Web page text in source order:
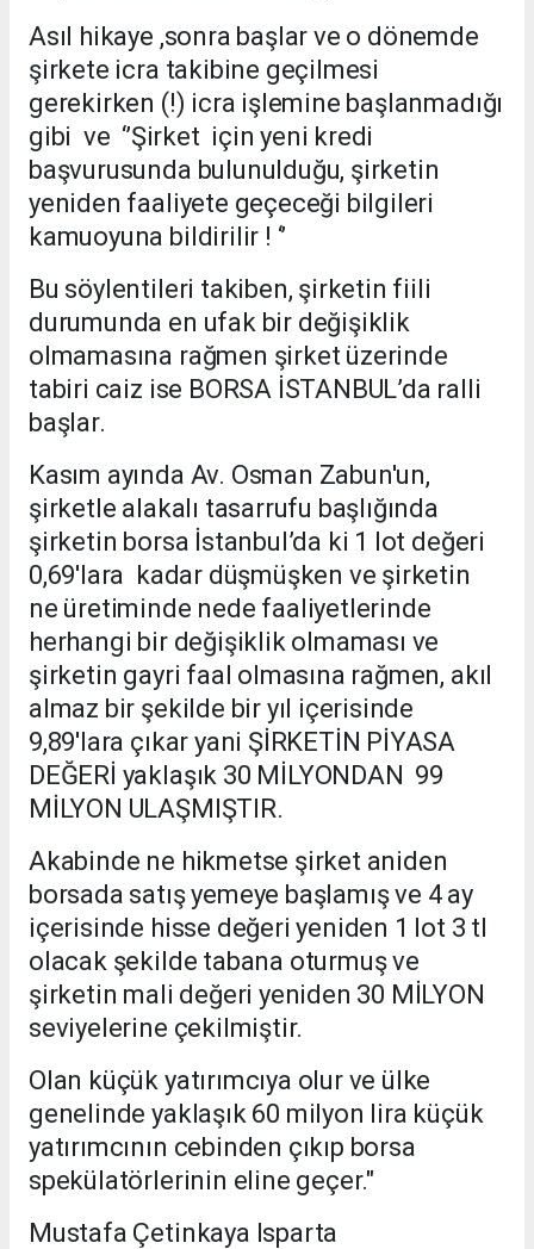
Asıl hikaye ,sonra başlar ve o dönemde
şirkete icra takibine geçilmesi
gerekirken (!) icra işlemine başlanmadığı
gibi ve ‘’Şirket için yeni kredi
başvurusunda bulunulduğu, şirketin
yeniden faaliyete geçeceği bilgileri
kamuoyuna bildirilir ! ‘’
Bu söylentileri takiben, şirketin fiili
durumunda en ufak bir değişiklik
olmamasına rağmen şirket üzerinde
tabiri caiz ise BORSA İSTANBUL’da ralli
başlar.
Kasım ayında Av. Osman Zabun'un,
şirketle alakalı tasarrufu başlığında
şirketin borsa İstanbul’da ki 1 lot değeri
0,69'lara kadar düşmüşken ve şirketin
ne üretiminde nede faaliyetlerinde
herhangi bir değişiklik olmaması ve
şirketin gayri faal olmasına rağmen, akıl
almaz bir şekilde bir yıl içerisinde
9,89'lara çıkar yani ŞİRKETİN PİYASA
DEĞERİ yaklaşık 30 MİLYONDAN 99
MİLYON ULAŞMIŞTIR.
Akabinde ne hikmetse şirket aniden
borsada satış yemeye başlamış ve 4 ay
içerisinde hisse değeri yeniden 1 lot 3 tl
olacak şekilde tabana oturmuş ve
şirketin mali değeri yeniden 30 MİLYON
seviyelerine çekilmiştir.
Olan küçük yatırımcıya olur ve ülke
genelinde yaklaşık 60 milyon lira küçük
yatırımcının cebinden çıkıp borsa
spekülatörlerinin eline geçer."
Mustafa Çetinkaya Isparta